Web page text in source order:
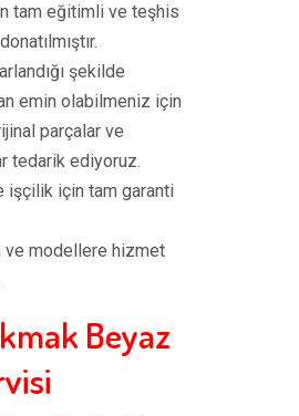
tam eğitimli ve teşhis
şekilde
emin olabilmeniz için
parçalar ve
tedarik ediyoruz.
işçilik için tam garanti
ve modellere hizmet
Beyaz